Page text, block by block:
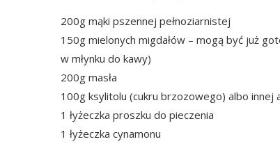
200g mąki pszennej pełnoziarnistej
150g mielonych migdałów – mogą być już
w młynku do kawy)
200g masła
100g ksylitolu (cukru brzozowego) albo innej
1 łyżeczka proszku do pieczenia
1 łyżeczka cynamonu